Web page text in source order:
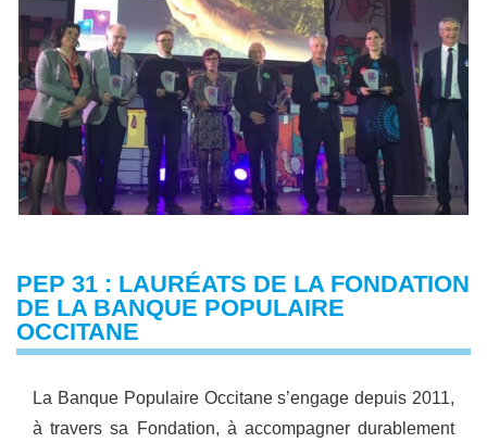
PEP 31 : LAURÉATS DE LA FONDATION
DE LA BANQUE POPULAIRE
OCCITANE
La Banque Populaire Occitane s’engage depuis 2011,
à travers sa Fondation, à accompagner durablement